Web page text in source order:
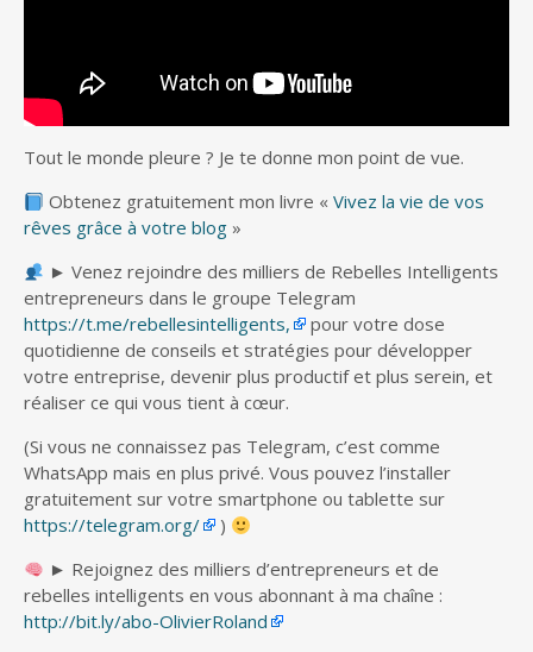
Tout le monde pleure ? Je te donne mon point de vue.
Obtenez gratuitement mon livre «Vivez la vie de vos
rêves grâce à votre blog »
► Venez rejoindre des milliers de Rebelles Intelligents
entrepreneurs dans le groupe Telegram
https://t.me/rebellesintelligents,
pour votre dose
quotidienne de conseils et stratégies pour développer
votre entreprise, devenir plus productif et plus serein, et
réaliser ce qui vous tient à cœur.
(Si vous ne connaissez pas Telegram, c’est comme
WhatsApp mais en plus privé. Vous pouvez l’installer
gratuitement sur votre smartphone ou tablette sur
https://telegram.org/
)
► Rejoignez des milliers d’entrepreneurs et de
rebelles intelligents en vous abonnant à ma chaîne :
http://bit.ly/abo-OlivierRoland